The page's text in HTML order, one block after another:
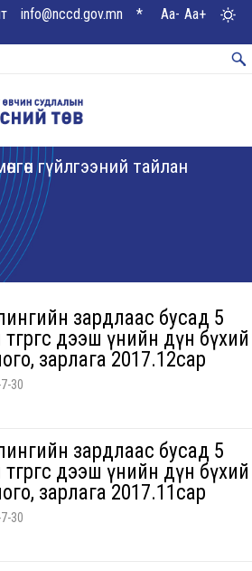
info@nccd.gov.mn * Aa- Aa+
гүйлгээний тайлан
зардлаас бусад 5
дээш үнийн дүн бүхий
зарлага 2017.12сар
30
зардлаас бусад 5
дээш үнийн дүн бүхий
зарлага 2017.11сар
30